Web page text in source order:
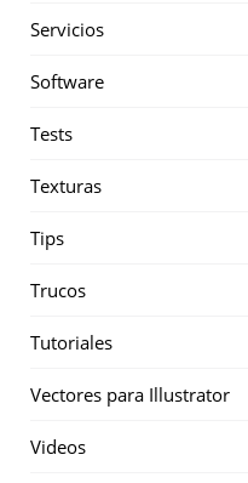
Servicios
Software
Tests
Texturas
Tips
Trucos
Tutoriales
Vectores para Illustrator
Videos